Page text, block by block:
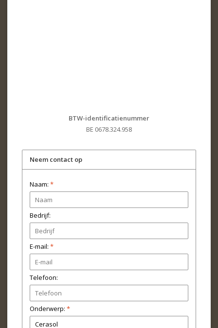
BTW-identificatienummer
BE 0678.324.958
Neem contact op
Naam: *
Bedrijf:
E-mail: *
Telefoon:
Onderwerp: *